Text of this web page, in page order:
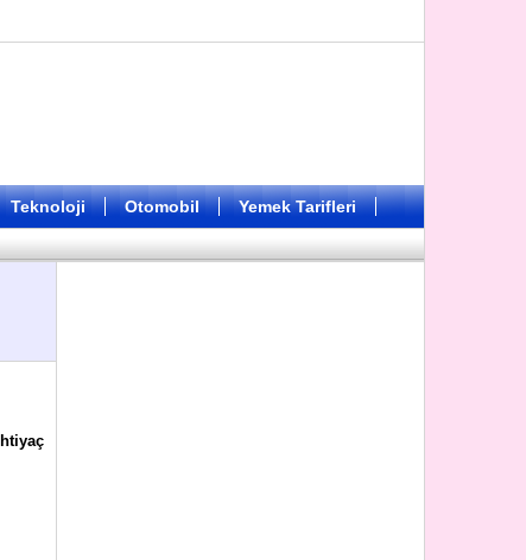
Teknoloji Otomobil Yemek Tarifleri